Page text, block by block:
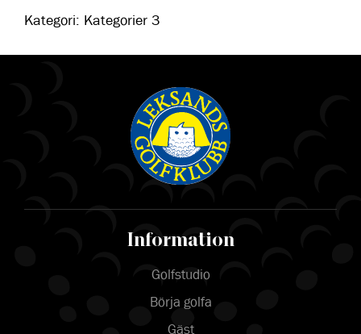
Kategori: Kategorier 3
Information
Golfstudio
Börja golfa
Gäst